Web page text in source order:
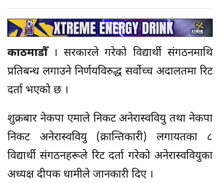
काठमाडौँ । सरकारले गरेको विद्यार्थी संगठनमाथि
प्रतिबन्ध लगाउने निर्णयविरुद्ध सर्वोच्च अदालतमा रिट
दर्ता भएको छ ।
शुक्रबार नेकपा एमाले निकट अनेरास्ववियु तथा नेकपा
निकट अनेरास्ववियु (क्रान्तिकारी) लगायतका ८
विद्यार्थी संगठनहरूले रिट दर्ता गरेको अनेरास्ववियुका
अध्यक्ष दीपक धामीले जानकारी दिए ।